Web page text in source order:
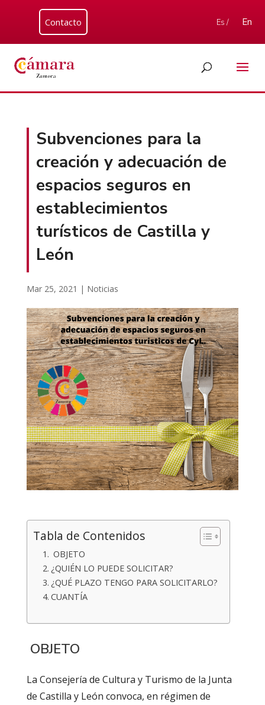
Contacto Es / En
Subvenciones para la
creación y adecuación de
espacios seguros en
establecimientos
turísticos de Castilla y
León
Mar 25, 2021 | Noticias
Tabla de Contenidos
OBJETO
¿QUIÉN LO PUEDE SOLICITAR?
¿QUÉ PLAZO TENGO PARA SOLICITARLO?
CUANTÍA
OBJETO
La Consejería de Cultura y Turismo de la Junta
de Castilla y León convoca, en régimen de